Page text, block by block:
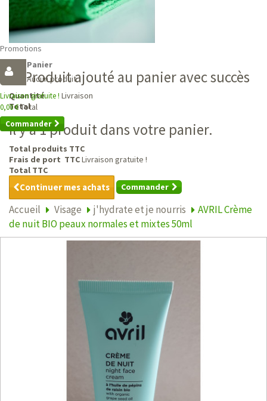
Promotions
Panier
Aucun produit
Livraison gratuite ! Livraison
0,00 €Total
Commander
Produit ajouté au panier avec succès
Quantité
Total
Il y a 1 produit dans votre panier.
Total produits TTC
Frais de port TTCLivraison gratuite !
Total TTC
Continuer mes achats Commander
Accueil Visage j'hydrate et je nourris
AVRIL Crème
de nuit BIO peaux normales et mixtes 50ml